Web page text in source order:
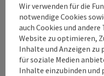
+43 6132 26909-200
Wir verwenden für die
notwendige Cookies
auch Cookies und
Website zu optimieren,
Inhalte und Anzeigen zu
für soziale Medien
Inhalte einzubinden und